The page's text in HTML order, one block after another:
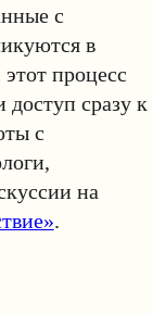
с
в
процесс
доступ сразу к
с
на
.